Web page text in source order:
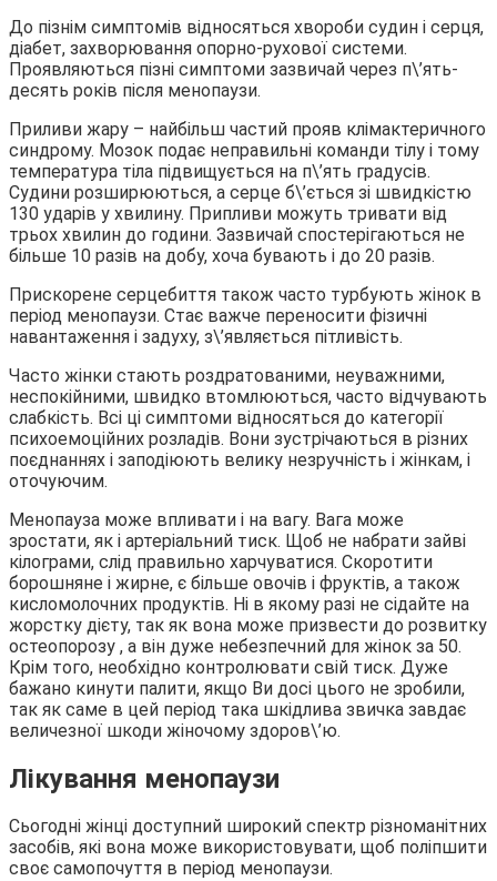
До пізнім симптомів відносяться хвороби судин і серця,
діабет, захворювання опорно-рухової системи.
Проявляються пізні симптоми зазвичай через п\’ять-
десять років після менопаузи.
Приливи жару – найбільш частий прояв клімактеричного
синдрому. Мозок подає неправильні команди тілу і тому
температура тіла підвищується на п\’ять градусів.
Судини розширюються, а серце б\’ється зі швидкістю
130 ударів у хвилину. Припливи можуть тривати від
трьох хвилин до години. Зазвичай спостерігаються не
більше 10 разів на добу, хоча бувають і до 20 разів.
Прискорене серцебиття також часто турбують жінок в
період менопаузи. Стає важче переносити фізичні
навантаження і задуху, з\’являється пітливість.
Часто жінки стають роздратованими, неуважними,
неспокійними, швидко втомлюються, часто відчувають
слабкість. Всі ці симптоми відносяться до категорії
психоемоційних розладів. Вони зустрічаються в різних
поєднаннях і заподіюють велику незручність і жінкам, і
оточуючим.
Менопауза може впливати і на вагу. Вага може
зростати, як і артеріальний тиск. Щоб не набрати зайві
кілограми, слід правильно харчуватися. Скоротити
борошняне і жирне, є більше овочів і фруктів, а також
кисломолочних продуктів. Ні в якому разі не сідайте на
жорстку дієту, так як вона може призвести до розвитку
остеопорозу , а він дуже небезпечний для жінок за 50.
Крім того, необхідно контролювати свій тиск. Дуже
бажано кинути палити, якщо Ви досі цього не зробили,
так як саме в цей період така шкідлива звичка завдає
величезної шкоди жіночому здоров\’ю.
Лікування менопаузи
Сьогодні жінці доступний широкий спектр різноманітних
засобів, які вона може використовувати, щоб поліпшити
своє самопочуття в період менопаузи.